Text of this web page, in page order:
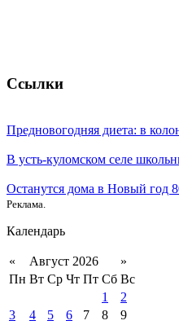
Ссылки
Предновогодняя диета: в
В усть-куломском селе
Останутся дома в Новый год
Реклама.
Календарь
« Август 2026
»
Пн Вт Ср Чт Пт Сб Вс
1
2
3
4 5 6 7 8
9